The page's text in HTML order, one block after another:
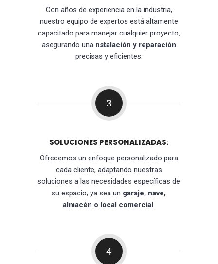
Con años de experiencia en la industria,
nuestro equipo de expertos está altamente
capacitado para manejar cualquier proyecto,
asegurando una nstalación y reparación
precisas y eficientes.
3
SOLUCIONES PERSONALIZADAS:
Ofrecemos un enfoque personalizado para
cada cliente, adaptando nuestras
soluciones a las necesidades específicas de
su espacio, ya sea un garaje, nave,
almacén o local comercial.
4